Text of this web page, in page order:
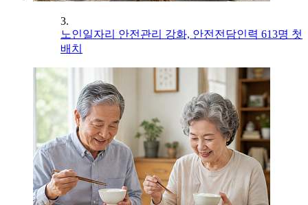
3.
노인일자리 안전관리 강화, 안전전담인력 613명 첫
배치